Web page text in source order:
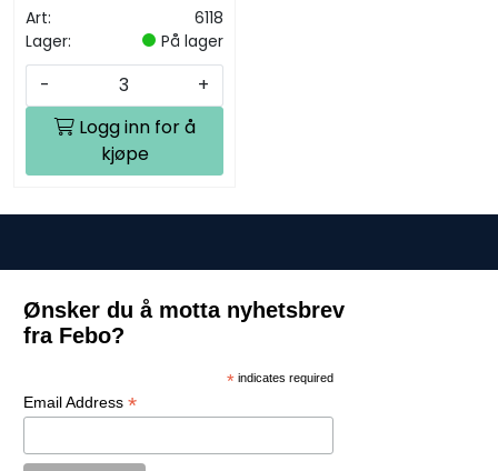
Art:
6118
Lager:
På lager
-
+
Logg inn for å
kjøpe
Ønsker du å motta nyhetsbrev
fra Febo?
* indicates required
Email Address *